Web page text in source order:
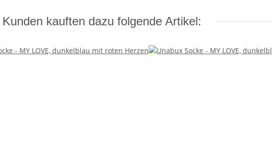
Kunden kauften dazu folgende Artikel: